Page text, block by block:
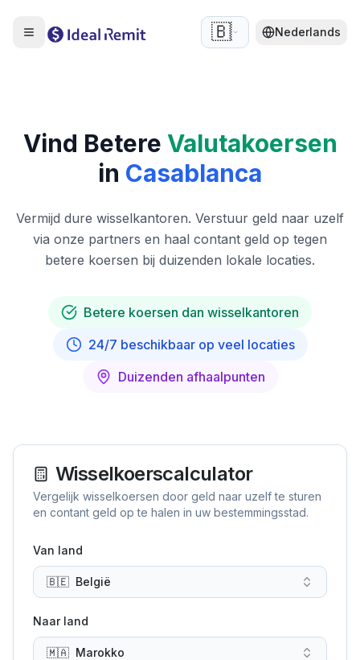
🇧🇪 Nederlands
Vind Betere Valutakoersen
in Casablanca
Vermijd dure wisselkantoren. Verstuur geld naar uzelf
via onze partners en haal contant geld op tegen
betere koersen bij duizenden lokale locaties.
Betere koersen dan wisselkantoren
24/7 beschikbaar op veel locaties
Duizenden afhaalpunten
Wisselkoerscalculator
Vergelijk wisselkoersen door geld naar uzelf te sturen
en contant geld op te halen in uw bestemmingsstad.
Van land
🇧🇪 België
Naar land
🇲🇦 Marokko